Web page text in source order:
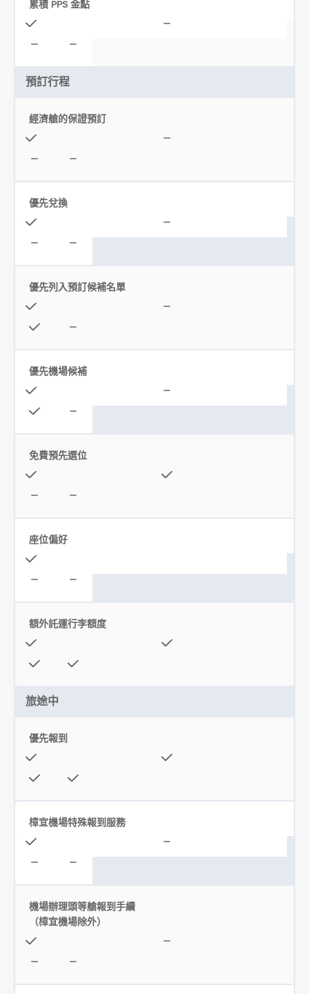
累積 PPS 金點
預訂行程
經濟艙的保證預訂
優先兌換
優先列入預訂候補名單
優先機場候補
免費預先選位
座位偏好
額外託運行李額度
旅途中
優先報到
樟宜機場特殊報到服務
機場辦理頭等艙報到手續
（樟宜機場除外）